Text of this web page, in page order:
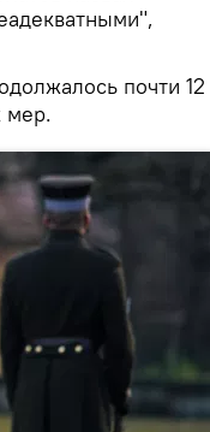
почти 12
мер.